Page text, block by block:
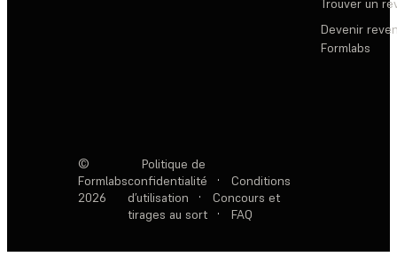
Trouver un
Devenir
Formlabs
©
Formlabs
2026
Politique de
confidentialité
·
Conditions
d’utilisation
·
Concours et
tirages au sort
· FAQ